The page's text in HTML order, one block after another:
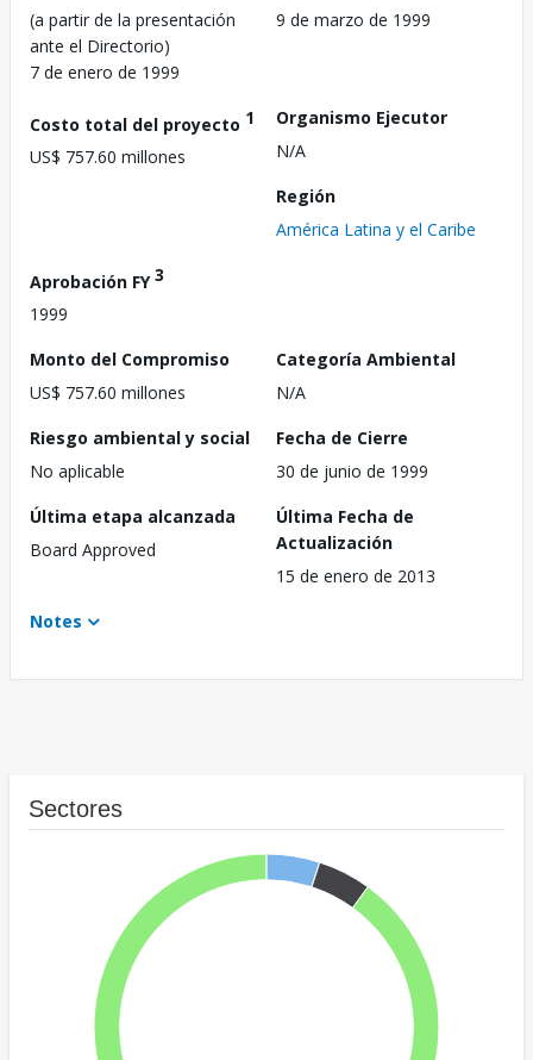
(a partir de la presentación
ante el Directorio)
7 de enero de 1999
9 de marzo de 1999
Costo total del proyecto 1
US$ 757.60 millones
Organismo Ejecutor
N/A
Región
América Latina y el Caribe
Aprobación FY3
1999
Monto del Compromiso
US$ 757.60 millones
Categoría Ambiental
N/A
Riesgo ambiental y social
No aplicable
Fecha de Cierre
30 de junio de 1999
Última etapa alcanzada
Board Approved
Última Fecha de
Actualización
15 de enero de 2013
Notes
Sectores